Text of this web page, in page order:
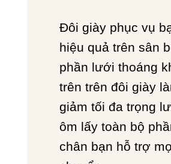
Đôi giày phục vụ
hiệu quả trên sân
phần lưới thoáng
trên trên đôi giày
giảm tối đa trọng
ôm lấy toàn bộ
chân bạn hỗ trợ